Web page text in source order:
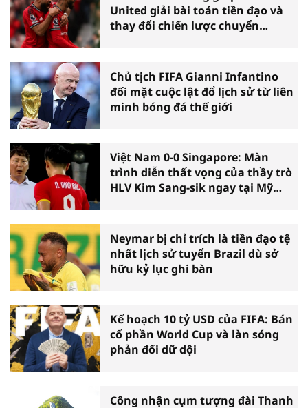
United giải bài toán tiền đạo và
thay đổi chiến lược chuyển
Chủ tịch FIFA Gianni Infantino
đối mặt cuộc lật đổ lịch sử từ liên
minh bóng đá thế giới
Việt Nam 0-0 Singapore: Màn
trình diễn thất vọng của thầy trò
HLV Kim Sang-sik ngay tại Mỹ
Neymar bị chỉ trích là tiền đạo tệ
nhất lịch sử tuyển Brazil dù sở
hữu kỷ lục ghi bàn
Kế hoạch 10 tỷ USD của FIFA: Bán
cổ phần World Cup và làn sóng
phản đối dữ dội
Công nhận cụm tượng đài Thanh